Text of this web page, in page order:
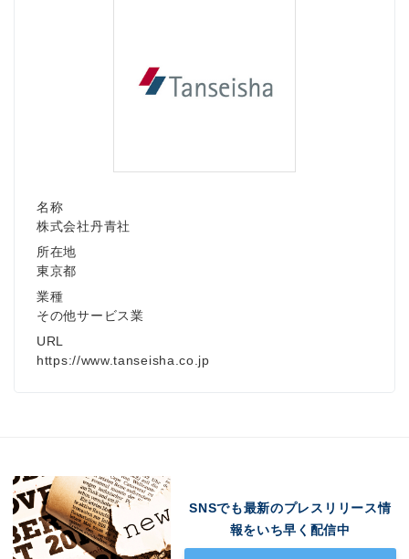
名称
株式会社丹青社
所在地
東京都
業種
その他サービス業
URL
https://www.tanseisha.co.jp
SNSでも最新のプレスリリース情
報をいち早く配信中